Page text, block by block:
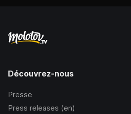
Découvrez-nous
Presse
Press releases (en)